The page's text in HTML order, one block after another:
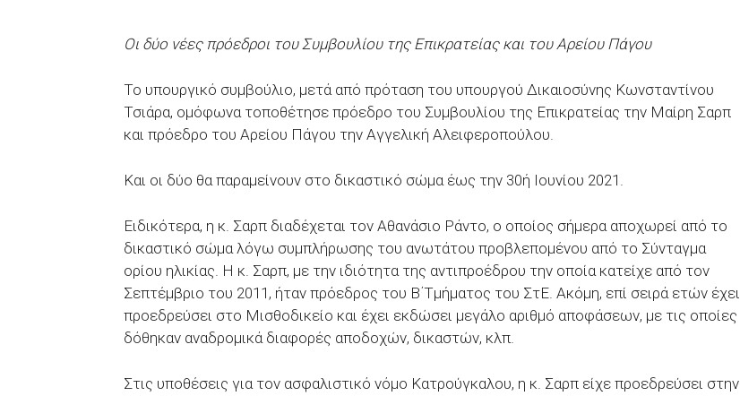
Οι δύο νέες πρόεδροι του Συμβουλίου της Επικρατείας και του Αρείου Πάγου
Το υπουργικό συμβούλιο, μετά από πρόταση του υπουργού Δικαιοσύνης Κωνσταντίνου
Τσιάρα, ομόφωνα τοποθέτησε πρόεδρο του Συμβουλίου της Επικρατείας την Μαίρη Σαρπ
και πρόεδρο του Αρείου Πάγου την Αγγελική Αλειφεροπούλου.
Και οι δύο θα παραμείνουν στο δικαστικό σώμα έως την 30ή Ιουνίου 2021.
Ειδικότερα, η κ. Σαρπ διαδέχεται τον Αθανάσιο Ράντο, ο οποίος σήμερα αποχωρεί από το
δικαστικό σώμα λόγω συμπλήρωσης του ανωτάτου προβλεπομένου από το Σύνταγμα
ορίου ηλικίας. Η κ. Σαρπ, με την ιδιότητα της αντιπροέδρου την οποία κατείχε από τον
Σεπτέμβριο του 2011, ήταν πρόεδρος του Β΄Τμήματος του ΣτΕ. Ακόμη, επί σειρά ετών έχει
προεδρεύσει στο Μισθοδικείο και έχει εκδώσει μεγάλο αριθμό αποφάσεων, με τις οποίες
δόθηκαν αναδρομικά διαφορές αποδοχών, δικαστών, κλπ.
Στις υποθέσεις για τον ασφαλιστικό νόμο Κατρούγκαλου, η κ. Σαρπ είχε προεδρεύσει στην